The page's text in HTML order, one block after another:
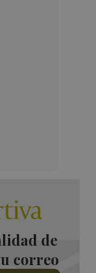
de
correo